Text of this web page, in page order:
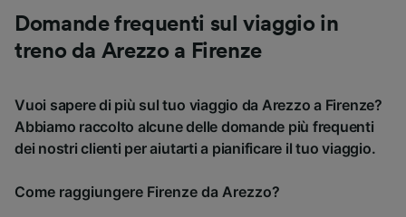
Domande frequenti sul viaggio in
treno da Arezzo a Firenze
Vuoi sapere di più sul tuo viaggio da Arezzo a Firenze?
Abbiamo raccolto alcune delle domande più frequenti
dei nostri clienti per aiutarti a pianificare il tuo viaggio.
Come raggiungere Firenze da Arezzo?